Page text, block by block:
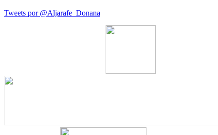
Tweets por @Aljarafe_Donana